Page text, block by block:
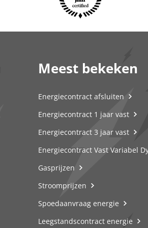
Meest bekeken
Energiecontract afsluiten
Energiecontract 1 jaar vast
Energiecontract 3 jaar vast
Energiecontract Vast Variabel
Gasprijzen
Stroomprijzen
Spoedaanvraag energie
Leegstandscontract energie